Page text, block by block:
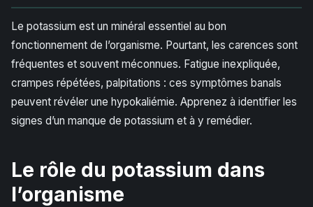
Le potassium est un minéral essentiel au bon
fonctionnement de l’organisme. Pourtant, les carences sont
fréquentes et souvent méconnues. Fatigue inexpliquée,
crampes répétées, palpitations : ces symptômes banals
peuvent révéler une hypokaliémie. Apprenez à identifier les
signes d’un manque de potassium et à y remédier.
Le rôle du potassium dans
l’organisme